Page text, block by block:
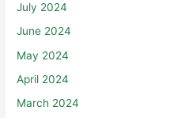
July 2024
June 2024
May 2024
April 2024
March 2024